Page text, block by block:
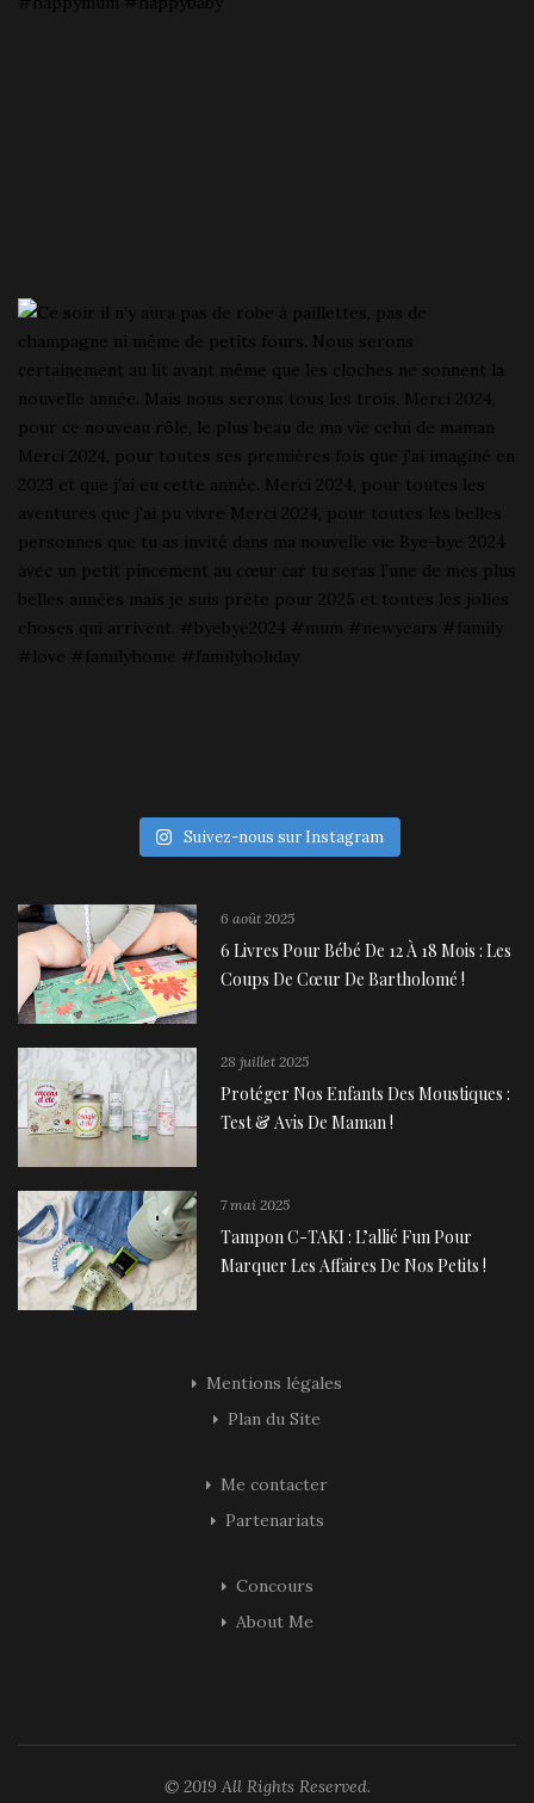
Suivez-nous sur Instagram
6 août 2025
6 Livres Pour Bébé De 12 À 18 Mois : Les
Coups De Cœur De Bartholomé !
28 juillet 2025
Protéger Nos Enfants Des Moustiques :
Test & Avis De Maman !
7 mai 2025
Tampon C-TAKI : L’allié Fun Pour
Marquer Les Affaires De Nos Petits !
Mentions légales
Plan du Site
Me contacter
Partenariats
Concours
About Me
© 2019 All Rights Reserved.